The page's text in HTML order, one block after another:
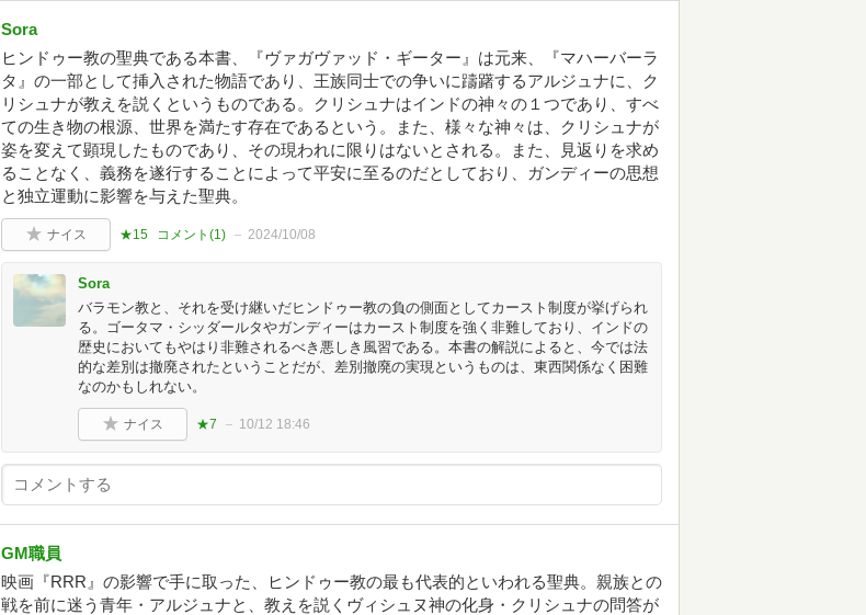
Sora
ヒンドゥー教の聖典である本書、『ヴァガヴァッド・ギーター』は元来、『マハーバーラ
タ』の一部として挿入された物語であり、王族同士での争いに躊躇するアルジュナに、ク
リシュナが教えを説くというものである。クリシュナはインドの神々の１つであり、すべ
ての生き物の根源、世界を満たす存在であるという。また、様々な神々は、クリシュナが
姿を変えて顕現したものであり、その現われに限りはないとされる。また、見返りを求め
ることなく、義務を遂行することによって平安に至るのだとしており、ガンディーの思想
と独立運動に影響を与えた聖典。
ナイス ★15 コメント(1) 2024/10/08
Sora
バラモン教と、それを受け継いだヒンドゥー教の負の側面としてカースト制度が挙げられ
る。ゴータマ・シッダールタやガンディーはカースト制度を強く非難しており、インドの
歴史においてもやはり非難されるべき悪しき風習である。本書の解説によると、今では法
的な差別は撤廃されたということだが、差別撤廃の実現というものは、東西関係なく困難
なのかもしれない。
ナイス ★7 10/12 18:46
GM職員
映画『RRR』の影響で手に取った、ヒンドゥー教の最も代表的といわれる聖典。親族との
戦を前に迷う青年・アルジュナと、教えを説くヴィシュヌ神の化身・クリシュナの問答が